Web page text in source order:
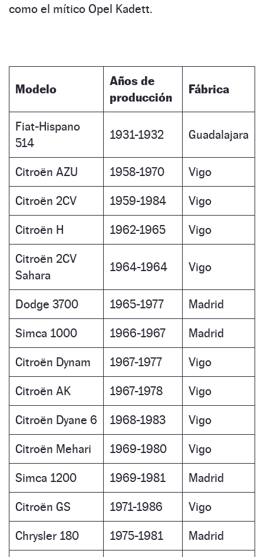
como el mítico Opel Kadett.
Modelo
Años de
producción
Fábrica
Fiat-Hispano
514
1931-1932 Guadalajara
Citroën AZU 1958-1970 Vigo
Citroën 2CV 1959-1984 Vigo
Citroën H 1962-1965 Vigo
Citroën 2CV
Sahara
1964-1964 Vigo
Dodge 3700 1965-1977 Madrid
Simca 1000 1966-1967 Madrid
Citroën Dynam 1967-1977 Vigo
Citroën AK 1967-1978 Vigo
Citroën Dyane 6 1968-1983 Vigo
Citroën Mehari 1969-1980 Vigo
Simca 1200 1969-1981 Madrid
Citroën GS 1971-1986 Vigo
Chrysler 180 1975-1981 Madrid